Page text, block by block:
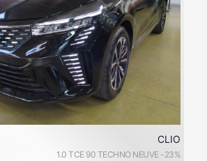
CLIO
1.0 TCE 90 TECHNO NEUVE -23%